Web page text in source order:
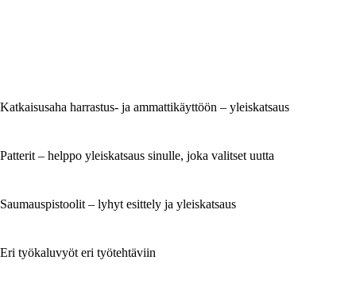
Katkaisusaha harrastus- ja ammattikäyttöön – yleiskatsaus
Patterit – helppo yleiskatsaus sinulle, joka valitset uutta
Saumauspistoolit – lyhyt esittely ja yleiskatsaus
Eri työkaluvyöt eri työtehtäviin